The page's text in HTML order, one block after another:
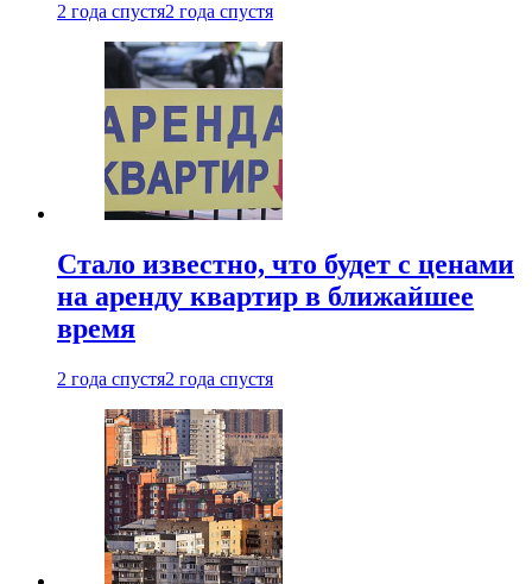
2 года спустя2 года спустя
Стало известно, что будет с ценами
на аренду квартир в ближайшее
время
2 года спустя2 года спустя